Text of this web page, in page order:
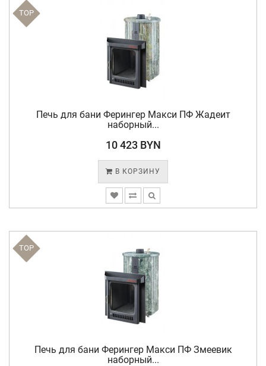
TOP
Печь для бани Ферингер Макси ПФ Жадеит
наборный...
10 423 BYN
В КОРЗИНУ
TOP
Печь для бани Ферингер Макси ПФ Змеевик
наборный...